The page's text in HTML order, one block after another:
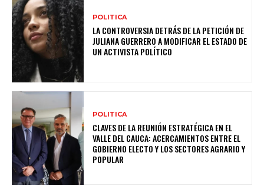
POLITICA
LA CONTROVERSIA DETRÁS DE LA PETICIÓN DE
JULIANA GUERRERO A MODIFICAR EL ESTADO DE
UN ACTIVISTA POLÍTICO
POLITICA
CLAVES DE LA REUNIÓN ESTRATÉGICA EN EL
VALLE DEL CAUCA: ACERCAMIENTOS ENTRE EL
GOBIERNO ELECTO Y LOS SECTORES AGRARIO Y
POPULAR